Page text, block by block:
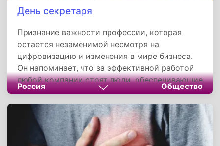
День секретаря
Признание важности профессии, которая
остается незаменимой несмотря на
цифровизацию и изменения в мире бизнеса.
Он напоминает, что за эффективной работой
любой компании стоят люди, обеспечивающие
её повседневное функционирование. Праздник
подчеркивает эволюцию профессии от
технического исполнителя до многозадачного
административного специалиста, чей вклад в
успех организации трудно переоценить.
Россия Общество